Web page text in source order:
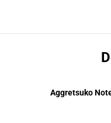
Aggretsuko